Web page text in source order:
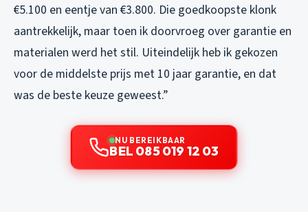
€5.100 en eentje van €3.800. Die goedkoopste klonk
aantrekkelijk, maar toen ik doorvroeg over garantie en
materialen werd het stil. Uiteindelijk heb ik gekozen
voor de middelste prijs met 10 jaar garantie, en dat
was de beste keuze geweest.”
NU BEREIKBAAR
BEL 085 019 12 03